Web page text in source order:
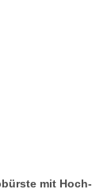
mit Hoch-